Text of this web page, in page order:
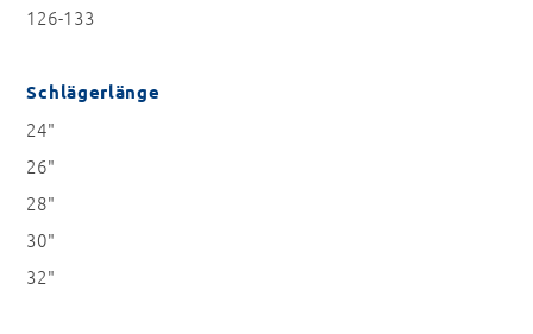
126-133
Schlägerlänge
24"
26"
28"
30"
32"